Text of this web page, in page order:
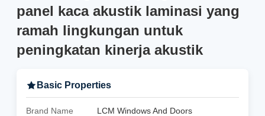
panel kaca akustik laminasi yang
ramah lingkungan untuk
peningkatan kinerja akustik
Basic Properties
Brand Name
LCM Windows And Doors